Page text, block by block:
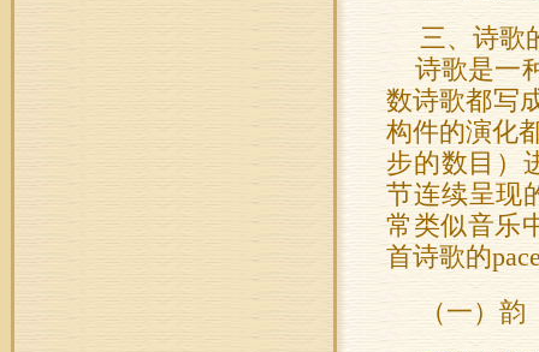
三、诗歌
诗歌是一
数诗歌都写
构件的演化
步的数目）
节连续呈现
常类似音乐
首诗歌的
（一）